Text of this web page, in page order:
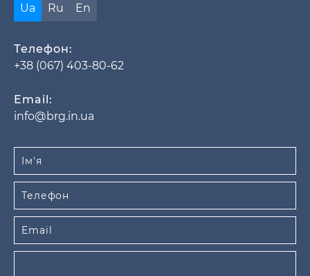
Ua Ru En
Телефон:
+38 (067) 403-80-62
Email:
info@brg.in.ua